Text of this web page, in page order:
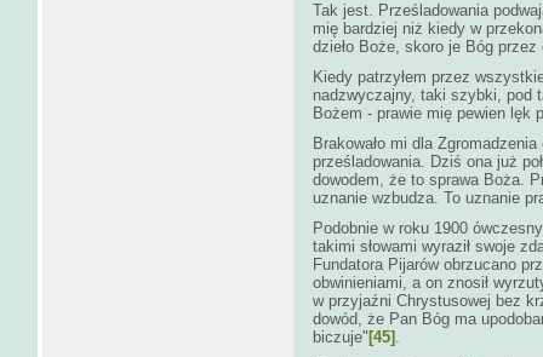
Tak jest. Prześladowania
mię bardziej niż kiedy w
dzieło Boże, skoro je Bóg
Kiedy patrzyłem przez
nadzwyczajny, taki szybki, pod
Bożem - prawie mię pewien lęk
Brakowało mi dla
prześladowania. Dziś ona już
dowodem, że to sprawa Boża.
uznanie wzbudza. To uznanie
Podobnie w roku 1900
takimi słowami wyraził swoje
Fundatora Pijarów obrzucano
obwinieniami, a on znosił
w przyjaźni Chrystusowej bez
dowód, że Pan Bóg ma
biczuje" [45] .